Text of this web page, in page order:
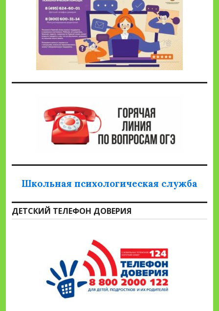
Школьная психологическая служба
ДЕТСКИЙ ТЕЛЕФОН ДОВЕРИЯ